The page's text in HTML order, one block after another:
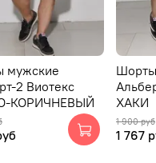
мужские
2 Виотекс
КОРИЧНЕВЫЙ
ХАКИ
1 900 руб
1 767